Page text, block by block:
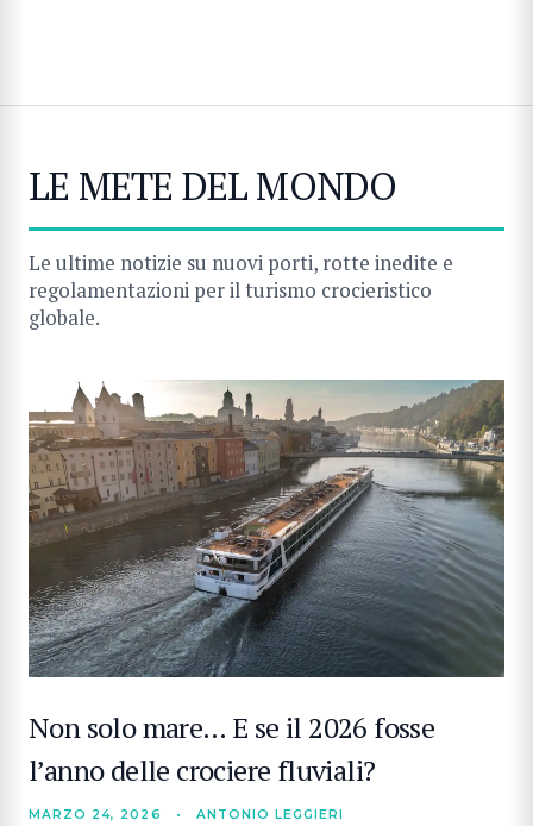
LE METE DEL MONDO
Le ultime notizie su nuovi porti, rotte inedite e
regolamentazioni per il turismo crocieristico
globale.
Non solo mare… E se il 2026 fosse
l’anno delle crociere fluviali?
MARZO 24, 2026 • ANTONIO LEGGIERI